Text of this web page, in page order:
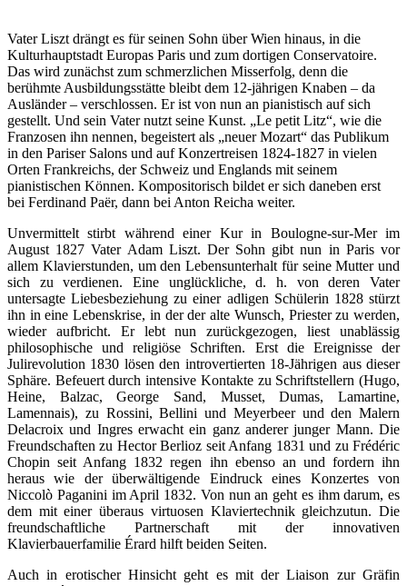
Vater Liszt drängt es für seinen Sohn über Wien hinaus, in die
Kulturhauptstadt Europas Paris und zum dortigen Conservatoire.
Das wird zunächst zum schmerzlichen Misserfolg, denn die
berühmte Ausbildungsstätte bleibt dem 12-jährigen Knaben – da
Ausländer – verschlossen. Er ist von nun an pianistisch auf sich
gestellt. Und sein Vater nutzt seine Kunst. „Le petit Litz“, wie die
Franzosen ihn nennen, begeistert als „neuer Mozart“ das Publikum
in den Pariser Salons und auf Konzertreisen 1824-1827 in vielen
Orten Frankreichs, der Schweiz und Englands mit seinem
pianistischen Können. Kompositorisch bildet er sich daneben erst
bei Ferdinand Paër, dann bei Anton Reicha weiter.
Unvermittelt stirbt während einer Kur in Boulogne-sur-Mer im
August 1827 Vater Adam Liszt. Der Sohn gibt nun in Paris vor
allem Klavierstunden, um den Lebensunterhalt für seine Mutter und
sich zu verdienen. Eine unglückliche, d. h. von deren Vater
untersagte Liebesbeziehung zu einer adligen Schülerin 1828 stürzt
ihn in eine Lebenskrise, in der der alte Wunsch, Priester zu werden,
wieder aufbricht. Er lebt nun zurückgezogen, liest unablässig
philosophische und religiöse Schriften. Erst die Ereignisse der
Julirevolution 1830 lösen den introvertierten 18-Jährigen aus dieser
Sphäre. Befeuert durch intensive Kontakte zu Schriftstellern (Hugo,
Heine, Balzac, George Sand, Musset, Dumas, Lamartine,
Lamennais), zu Rossini, Bellini und Meyerbeer und den Malern
Delacroix und Ingres erwacht ein ganz anderer junger Mann. Die
Freundschaften zu Hector Berlioz seit Anfang 1831 und zu Frédéric
Chopin seit Anfang 1832 regen ihn ebenso an und fordern ihn
heraus wie der überwältigende Eindruck eines Konzertes von
Niccolò Paganini im April 1832. Von nun an geht es ihm darum, es
dem mit einer überaus virtuosen Klaviertechnik gleichzutun. Die
freundschaftliche Partnerschaft mit der innovativen
Klavierbauerfamilie Érard hilft beiden Seiten.
Auch in erotischer Hinsicht geht es mit der Liaison zur Gräfin